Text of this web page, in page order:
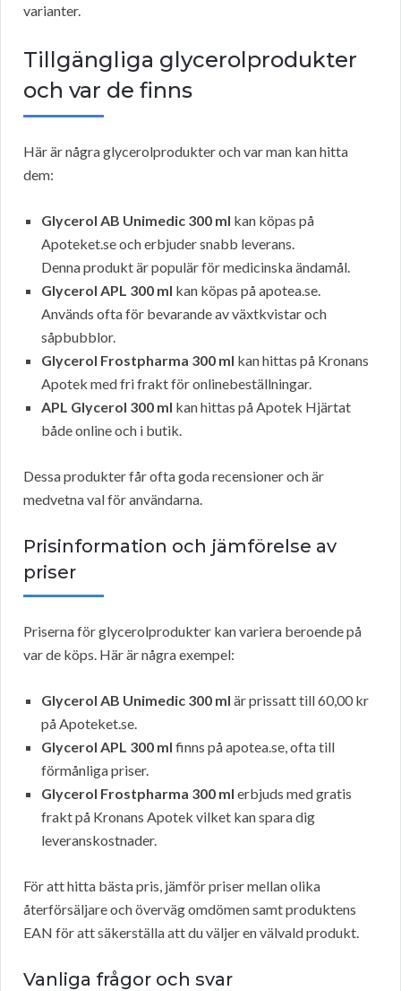
varianter.
Tillgängliga glycerolprodukter
och var de finns
Här är några glycerolprodukter och var man kan hitta
dem:
Glycerol AB Unimedic 300 ml kan köpas på
Apoteket.se och erbjuder snabb leverans.
Denna produkt är populär för medicinska ändamål.
Glycerol APL 300 ml kan köpas på apotea.se.
Används ofta för bevarande av växtkvistar och
såpbubblor.
Glycerol Frostpharma 300 ml kan hittas på Kronans
Apotek med fri frakt för onlinebeställningar.
APL Glycerol 300 ml kan hittas på Apotek Hjärtat
både online och i butik.
Dessa produkter får ofta goda recensioner och är
medvetna val för användarna.
Prisinformation och jämförelse av
priser
Priserna för glycerolprodukter kan variera beroende på
var de köps. Här är några exempel:
Glycerol AB Unimedic 300 ml är prissatt till 60,00 kr
på Apoteket.se.
Glycerol APL 300 ml finns på apotea.se, ofta till
förmånliga priser.
Glycerol Frostpharma 300 ml erbjuds med gratis
frakt på Kronans Apotek vilket kan spara dig
leveranskostnader.
För att hitta bästa pris, jämför priser mellan olika
återförsäljare och överväg omdömen samt produktens
EAN för att säkerställa att du väljer en välvald produkt.
Vanliga frågor och svar